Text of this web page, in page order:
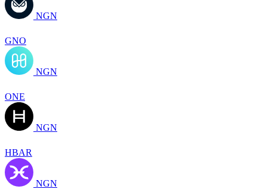
NGN
GNO
NGN
ONE
NGN
HBAR
NGN